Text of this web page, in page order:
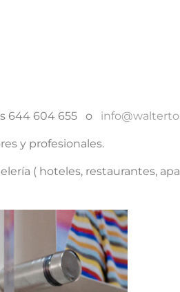
644 604 655 o
y profesionales.
( hoteles, restaurantes,